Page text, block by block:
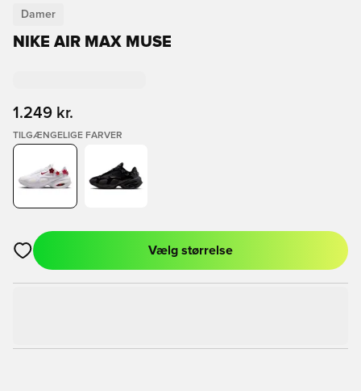
Damer
NIKE AIR MAX MUSE
1.249 kr.
TILGÆNGELIGE FARVER
Åbner en Modal til at logge ind eller tilmelde dig som medlem
Vælg størrelse